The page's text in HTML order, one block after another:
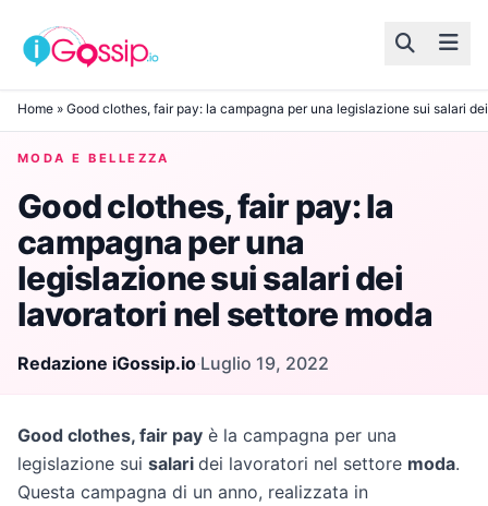
Skip to content
Home » Good clothes, fair pay: la campagna per una legislazione sui salari
MODA E BELLEZZA
Good clothes, fair pay: la
campagna per una
legislazione sui salari dei
lavoratori nel settore moda
Redazione iGossip.io·Luglio 19, 2022
Good clothes, fair pay è la campagna per una
legislazione sui salari dei lavoratori nel settore moda.
Questa campagna di un anno, realizzata in